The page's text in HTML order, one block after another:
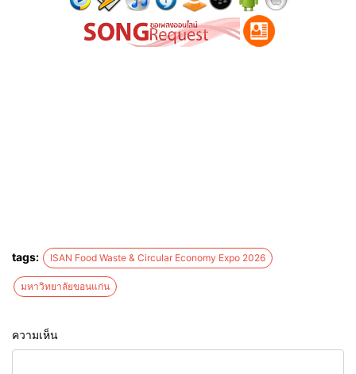
tags: ISAN Food Waste & Circular Economy Expo 2026
มหาวิทยาลัยขอนแก่น
ความเห็น